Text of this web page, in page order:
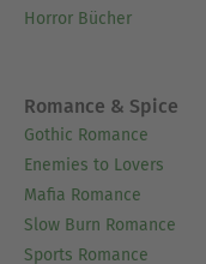
Horror Bücher
Romance & Spice
Gothic Romance
Enemies to Lovers
Mafia Romance
Slow Burn Romance
Sports Romance